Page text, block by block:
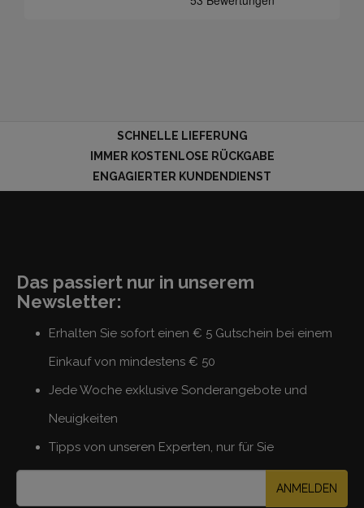
SCHNELLE LIEFERUNG
IMMER KOSTENLOSE RÜCKGABE
ENGAGIERTER KUNDENDIENST
Das passiert nur in unserem
Newsletter:
Erhalten Sie sofort einen € 5 Gutschein bei einem
Einkauf von mindestens € 50
Jede Woche exklusive Sonderangebote und
Neuigkeiten
Tipps von unseren Experten, nur für Sie
ANMELDEN